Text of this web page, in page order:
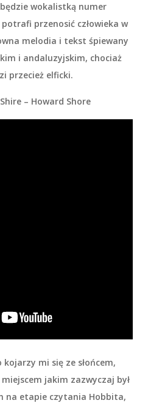
wokalistką numer
przenosić człowieka w
melodia i tekst śpiewany
i andaluzyjskim, chociaż
przecież elficki.
– Howard Shore
mi się ze słońcem,
jakim zazwyczaj był
na etapie czytania Hobbita,